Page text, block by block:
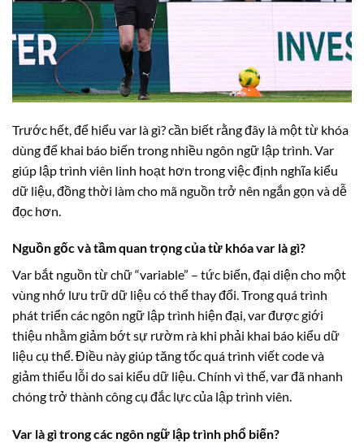
Trước hết, để hiểu var là gì? cần biết rằng đây là một từ khóa
dùng để khai báo biến trong nhiều ngôn ngữ lập trình. Var
giúp lập trình viên linh hoạt hơn trong việc định nghĩa kiểu
dữ liệu, đồng thời làm cho mã nguồn trở nên ngắn gọn và dễ
đọc hơn.
Nguồn gốc và tầm quan trọng của từ khóa var là gì?
Var bắt nguồn từ chữ “variable” – tức biến, đại diện cho một
vùng nhớ lưu trữ dữ liệu có thể thay đổi. Trong quá trình
phát triển các ngôn ngữ lập trình hiện đại, var được giới
thiệu nhằm giảm bớt sự rườm rà khi phải khai báo kiểu dữ
liệu cụ thể. Điều này giúp tăng tốc quá trình viết code và
giảm thiểu lỗi do sai kiểu dữ liệu. Chính vì thế, var đã nhanh
chóng trở thành công cụ đắc lực của lập trình viên.
Var là gì trong các ngôn ngữ lập trình phổ biến?